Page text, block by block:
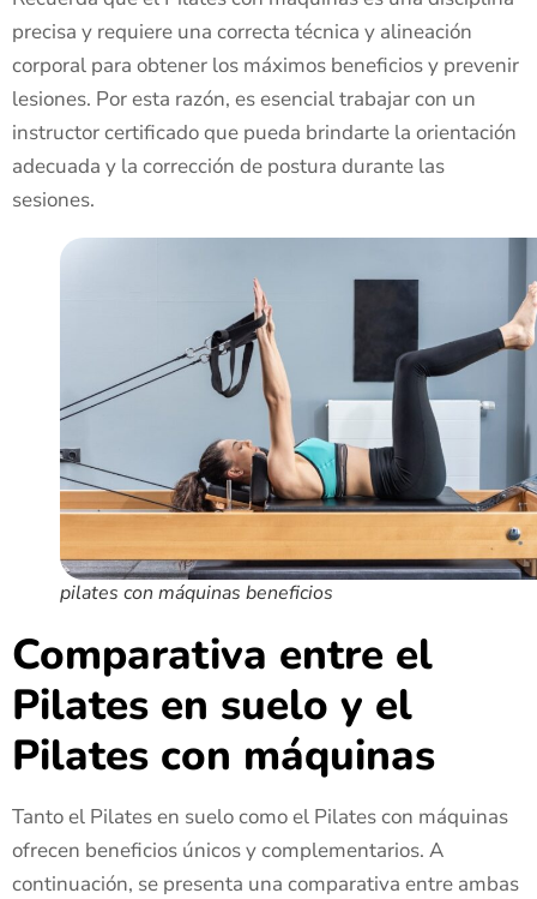
precisa y requiere una correcta técnica y alineación
corporal para obtener los máximos beneficios y prevenir
lesiones. Por esta razón, es esencial trabajar con un
instructor certificado que pueda brindarte la orientación
adecuada y la corrección de postura durante las
sesiones.
pilates con máquinas beneficios
Comparativa entre el
Pilates en suelo y el
Pilates con máquinas
Tanto el Pilates en suelo como el Pilates con máquinas
ofrecen beneficios únicos y complementarios. A
continuación, se presenta una comparativa entre ambas